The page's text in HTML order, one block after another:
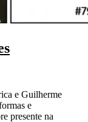
e Guilherme
e
presente na